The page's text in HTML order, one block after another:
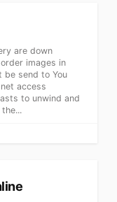
are down
order images in
be send to You
access
to unwind and